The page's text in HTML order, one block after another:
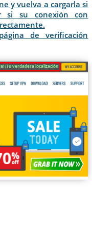
y vuelva a cargarla si
si su conexión con
de verificación
¡Tu verdadera localización está oculta!